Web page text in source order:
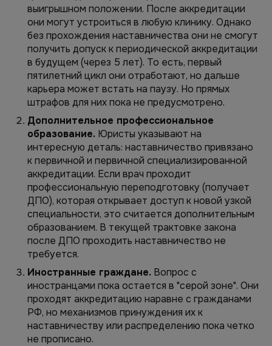
выигрышном положении. После аккредитации
они могут устроиться в любую клинику. Однако
без прохождения наставничества они не смогут
получить допуск кпериодической аккредитации
в будущем (через 5 лет). То есть, первый
пятилетний цикл они отработают, но дальше
карьера может встать на паузу. Но прямых
штрафов для них пока не предусмотрено.
Дополнительное профессиональное
образование. Юристы указывают на
интересную деталь: наставничество привязано
кпервичной и первичной специализированной
аккредитации. Если врач проходит
профессиональную переподготовку (получает
ДПО), которая открывает доступ к новой узкой
специальности, это считается дополнительным
образованием. В текущей трактовке закона
после ДПО проходить наставничество не
требуется.
Иностранные граждане. Вопрос с
иностранцами пока остается в "серой зоне". Они
проходят аккредитацию наравне с гражданами
РФ, но механизмов принуждения их к
наставничеству или распределению пока четко
не прописано.